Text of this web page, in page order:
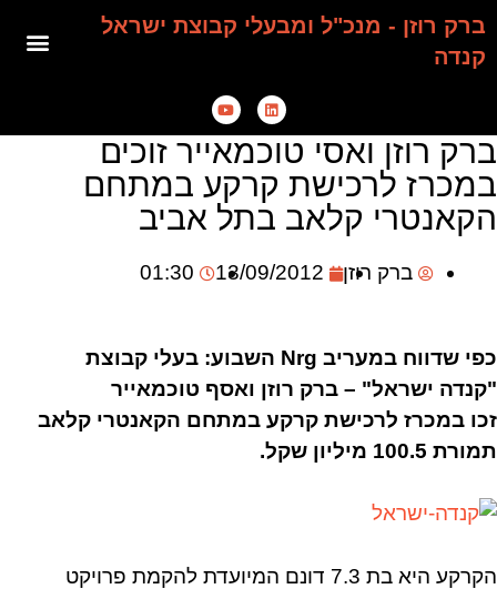
ברק רוזן - מנכ"ל ומבעלי קבוצת ישראל
קנדה
ברק רוזן ואסי טוכמאייר זוכים
במכרז לרכישת קרקע במתחם
הקאנטרי קלאב בתל אביב
ברק רוזן 13/09/2012
01:30
כפי שדווח במעריב Nrg השבוע: בעלי קבוצת
"קנדה ישראל" – ברק רוזן ואסף טוכמאייר
זכו במכרז לרכישת קרקע במתחם הקאנטרי קלאב
תמורת 100.5 מיליון שקל.
הקרקע היא בת 7.3 דונם המיועדת להקמת פרויקט